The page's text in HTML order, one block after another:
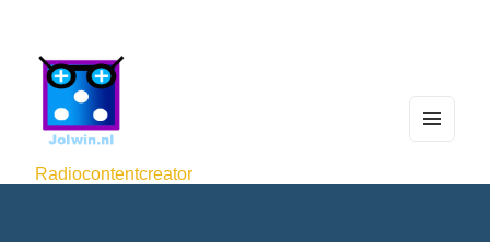
Radiocontentcreator
WIDG